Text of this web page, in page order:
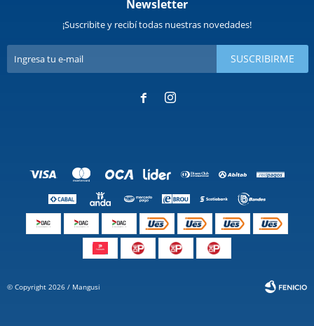
Newsletter
¡Suscribite y recibí todas nuestras novedades!
SUSCRIBIRME
 
© Copyright 2026 / Mangusi